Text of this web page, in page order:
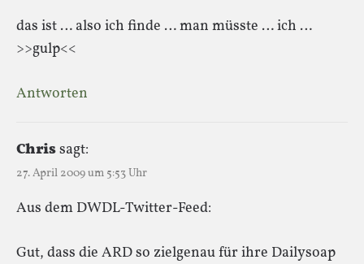
das ist … also ich finde … man müsste … ich …
>>gulp<<
Antworten
Chrissagt:
27. April 2009 um 5:53 Uhr
Aus dem DWDL-Twitter-Feed:
Gut, dass die ARD so zielgenau für ihre Dailysoap